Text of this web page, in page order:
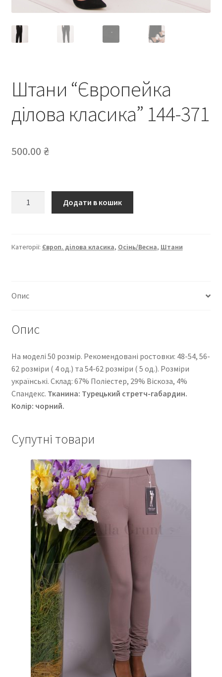
Штани “Європейка
ділова класика” 144-371
500.00 ₴
144-
Додати в кошик
Категорії: Європ. ділова класика, Осінь/Весна, Штани
Опис
Опис
На моделі 50 розмір. Рекомендовані ростовки: 48-54, 56-
62 розміри ( 4 од.) та 54-62 розміри ( 5 од.). Розміри
українські. Cклад: 67% Поліестер, 29% Віскоза, 4%
Спандекс. Тканина: Турецький стретч-габардин.
Колір: чорний.
Супутні товари